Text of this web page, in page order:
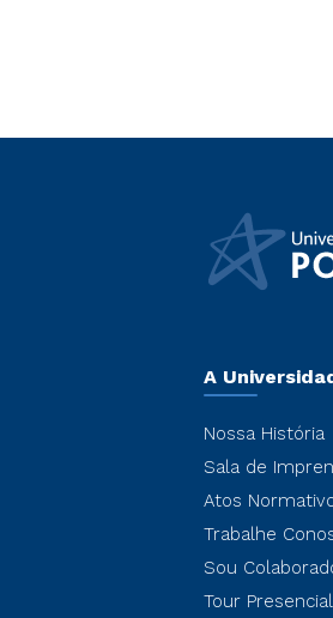
A
Nossa História
Sala de
Atos
Trabalhe
Sou
Tour Presencial